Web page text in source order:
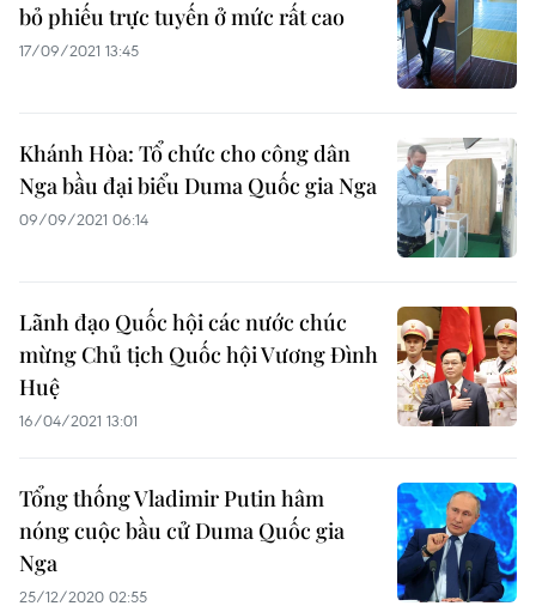
bỏ phiếu trực tuyến ở mức rất cao
17/09/2021 13:45
Khánh Hòa: Tổ chức cho công dân
Nga bầu đại biểu Duma Quốc gia Nga
09/09/2021 06:14
Lãnh đạo Quốc hội các nước chúc
mừng Chủ tịch Quốc hội Vương Đình
Huệ
16/04/2021 13:01
Tổng thống Vladimir Putin hâm
nóng cuộc bầu cử Duma Quốc gia
Nga
25/12/2020 02:55